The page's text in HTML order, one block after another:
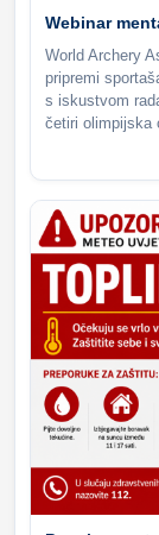
Webinar
World Archery
pripremi
s iskustvom
četiri olimpijska